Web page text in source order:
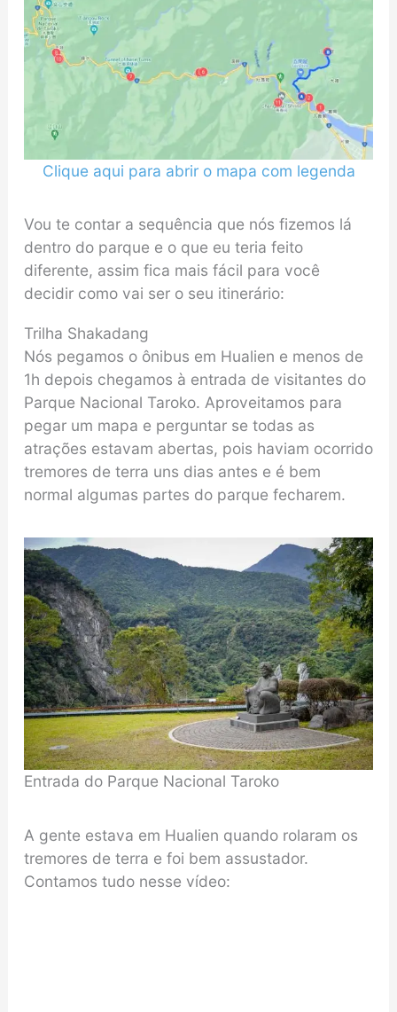
Clique aqui para abrir o mapa com legenda
Vou te contar a sequência que nós fizemos lá
dentro do parque e o que eu teria feito
diferente, assim fica mais fácil para você
decidir como vai ser o seu itinerário:
Trilha Shakadang
Nós pegamos o ônibus em Hualien e menos de
1h depois chegamos à entrada de visitantes do
Parque Nacional Taroko. Aproveitamos para
pegar um mapa e perguntar se todas as
atrações estavam abertas, pois haviam ocorrido
tremores de terra uns dias antes e é bem
normal algumas partes do parque fecharem.
Entrada do Parque Nacional Taroko
A gente estava em Hualien quando rolaram os
tremores de terra e foi bem assustador.
Contamos tudo nesse vídeo: